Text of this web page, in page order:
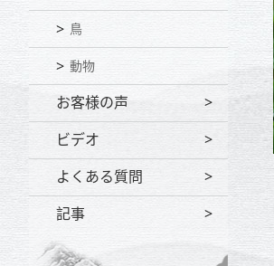
鳥
動物
お客様の声
ビデオ
よくある質問
記事